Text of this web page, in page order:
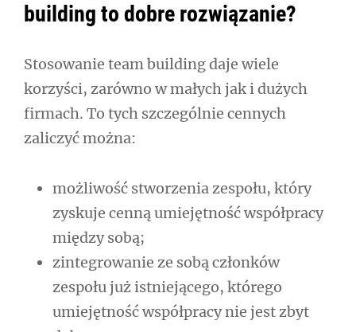
building to dobre rozwiązanie?
Stosowanie team building daje wiele
korzyści, zarówno w małych jak i dużych
firmach. To tych szczególnie cennych
zaliczyć można:
możliwość stworzenia zespołu, który
zyskuje cenną umiejętność współpracy
między sobą;
zintegrowanie ze sobą członków
zespołu już istniejącego, którego
umiejętność współpracy nie jest zbyt